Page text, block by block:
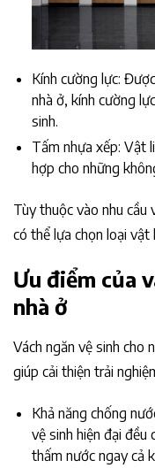
Kính cường lực:
nhà ở, kính cường
sinh.
Tấm nhựa xếp: Vật
hợp cho những
Tùy thuộc vào nhu cầu
có thể lựa chọn loại vật
Ưu điểm của
nhà ở
Vách ngăn vệ sinh cho
giúp cải thiện trải
Khả năng chống
vệ sinh hiện đại đều
thấm nước ngay cả